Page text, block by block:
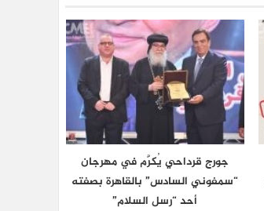
جورج قرداحي يُكرَّم في مهرجان
“سمفوني السادس” بالقاهرة بصفته
أحد “رسل السلام”